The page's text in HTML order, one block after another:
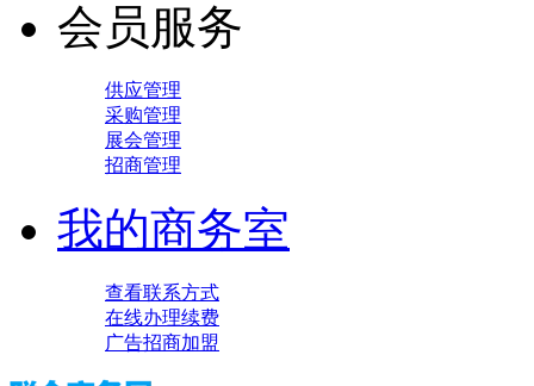
会员服务
供应管理
采购管理
展会管理
招商管理
我的商务室
查看联系方式
在线办理续费
广告招商加盟